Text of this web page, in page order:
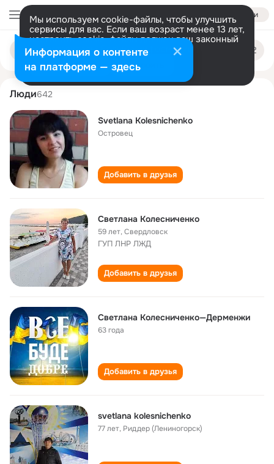
Войти
Мы используем cookie-файлы, чтобы улучшить
сервисы для вас. Если ваш возраст менее 13 лет,
настроить cookie-файлы должен ваш законный
представитель. Больше информации
Разрешить все Настроить
Поиск
людям
svetlana kolesnichenko
Люди642
Svetlana Kolesnichenko
Островец
Добавить в друзья
Светлана Колесниченко
59 лет,Свердловск
ГУП ЛНР ЛЖД
Добавить в друзья
Светлана Колесниченко—Дерменжи
63 года
Добавить в друзья
svetlana kolesnichenko
77 лет, Риддер (Лениногорск)
Информация о контенте
на платформе — здесь